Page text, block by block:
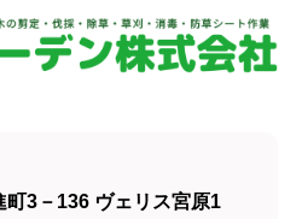
町3－136 ヴェリス宮原1